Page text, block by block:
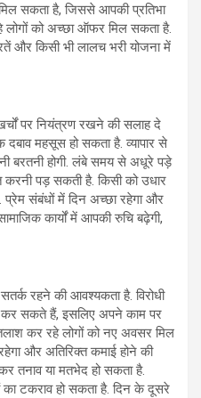
सकता है, जिससे आपकी प्रतिभा
लोगों को अच्छा ऑफर मिल सकता है.
और किसी भी लालच भरी योजना में
पर नियंत्रण रखने की सलाह दे
महसूस हो सकता है. व्यापार से
बरतनी होगी. लंबे समय से अधूरे पड़े
पड़ सकती है. किसी को उधार
संबंधों में दिन अच्छा रहेगा और
कार्यों में आपकी रुचि बढ़ेगी,
रहने की आवश्यकता है. विरोधी
सकते हैं, इसलिए अपने काम पर
कर रहे लोगों को नए अवसर मिल
और अतिरिक्त कमाई होने की
तनाव या मतभेद हो सकता है.
का टकराव हो सकता है. दिन के दूसरे